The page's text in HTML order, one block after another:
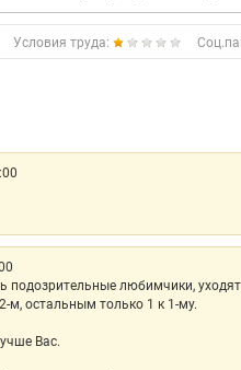
Условия труда:
подозрительные любимчики,
м, остальным только 1 к 1-му.
Вас.